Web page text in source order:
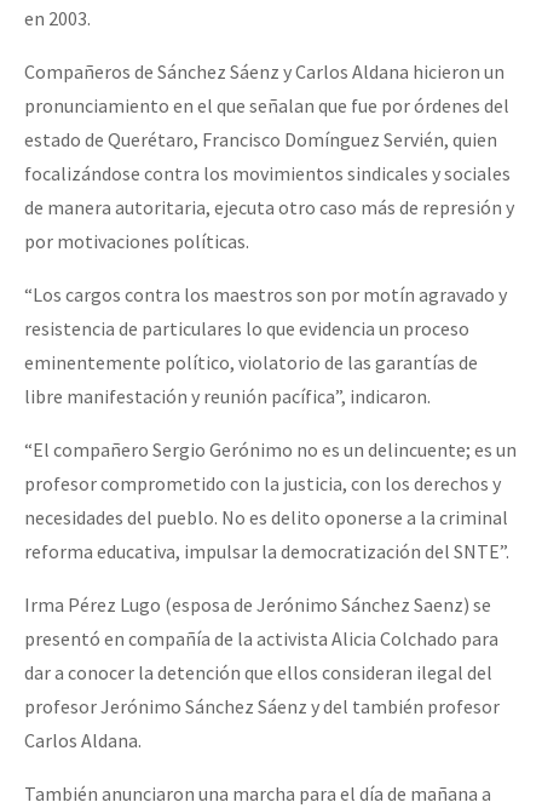
en 2003.
Compañeros de Sánchez Sáenz y Carlos Aldana hicieron un
pronunciamiento en el que señalan que fue por órdenes del
estado de Querétaro, Francisco Domínguez Servién, quien
focalizándose contra los movimientos sindicales y sociales
de manera autoritaria, ejecuta otro caso más de represión y
por motivaciones políticas.
“Los cargos contra los maestros son por motín agravado y
resistencia de particulares lo que evidencia un proceso
eminentemente político, violatorio de las garantías de
libre manifestación y reunión pacífica”, indicaron.
“El compañero Sergio Gerónimo no es un delincuente; es un
profesor comprometido con la justicia, con los derechos y
necesidades del pueblo. No es delito oponerse a la criminal
reforma educativa, impulsar la democratización del SNTE”.
Irma Pérez Lugo (esposa de Jerónimo Sánchez Saenz) se
presentó en compañía de la activista Alicia Colchado para
dar a conocer la detención que ellos consideran ilegal del
profesor Jerónimo Sánchez Sáenz y del también profesor
Carlos Aldana.
También anunciaron una marcha para el día de mañana a